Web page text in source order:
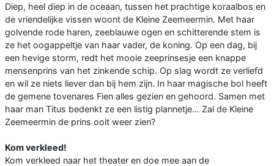
Diep, heel diep in de oceaan, tussen het prachtige koraalbos en
de vriendelijke vissen woont de Kleine Zeemeermin. Met haar
golvende rode haren, zeeblauwe ogen en schitterende stem is
ze het oogappeltje van haar vader, de koning. Op een dag, bij
een hevige storm, redt het mooie zeeprinsesje een knappe
mensenprins van het zinkende schip. Op slag wordt ze verliefd
en wil ze niets liever dan bij hem zijn. In haar magische bol heeft
de gemene tovenares Fien alles gezien en gehoord. Samen met
haar man Titus bedenkt ze een listig plannetje… Zal de Kleine
Zeemeermin de prins ooit weer zien?
Kom verkleed!
Kom verkleed naar het theater en doe mee aan de